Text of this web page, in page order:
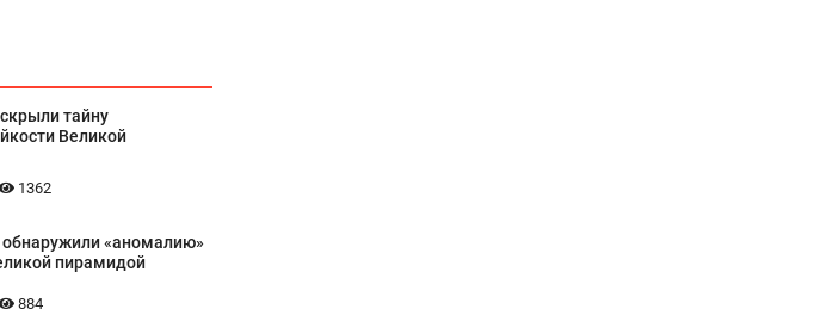
тайну
Великой
1362
обнаружили «аномалию»
пирамидой
884